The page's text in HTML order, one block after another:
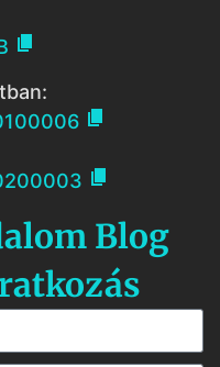



Blog